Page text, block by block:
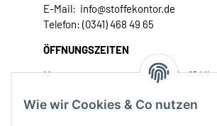
Wie wir Cookies & Co nutzen
E-Mail: info@stoffekontor.de
Telefon: (0341) 468 49 65
ÖFFNUNGSZEITEN
Montag:
10 - 16 Uhr
Mittwoch:
10 - 18 Uhr